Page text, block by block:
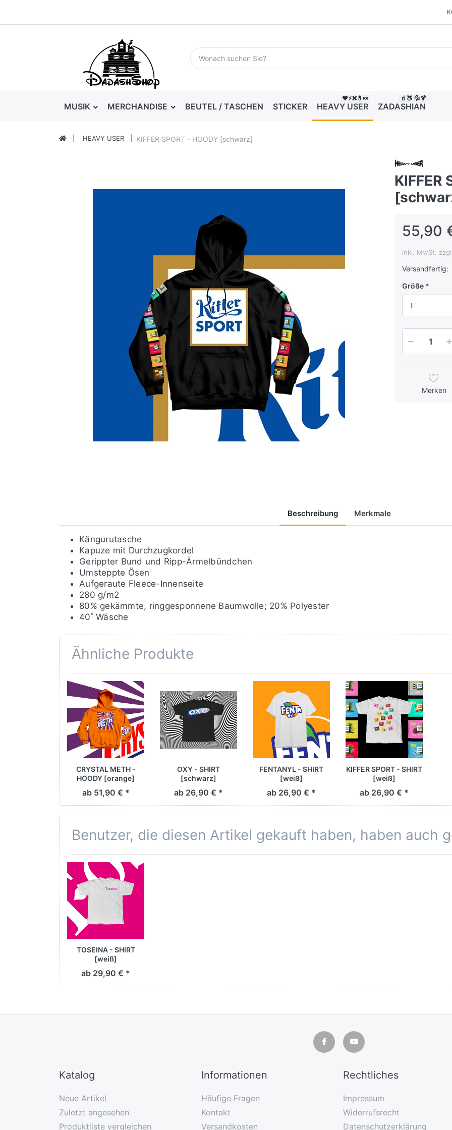
MUSIK MERCHANDISE BEUTEL / TASCHEN STICKER HEAVY USER
❤️⚡❌💊🍬
ZADASHIAN
🧃🍑 💦🍹
HEAVY USER KIFFER SPORT - HOODY [schwarz]
KIFFER
55,90
inkl. MwSt. zzgl.
Versandfertig:
Größe
L
Merken
Beschreibung Merkmale
Kängurutasche
Kapuze mit Durchzugkordel
Gerippter Bund und Ripp-Ärmelbündchen
Umsteppte Ösen
Aufgeraute Fleece-Innenseite
280 g/m2
80% gekämmte, ringgesponnene Baumwolle; 20% Polyester
40˚ Wäsche
Ähnliche Produkte
CRYSTAL METH -
HOODY [orange]
ab 51,90 € *
OXY - SHIRT
[schwarz]
ab 26,90 € *
FENTANYL - SHIRT
[weiß]
ab 26,90 € *
KIFFER SPORT - SHIRT
[weiß]
ab 26,90 € *
Benutzer, die diesen Artikel gekauft haben, haben auch
TOSEINA - SHIRT
[weiß]
ab 29,90 € *
Katalog
Neue Artikel
Zuletzt angesehen
Produktliste vergleichen
Informationen
Häufige Fragen
Kontakt
Versandkosten
Rechtliches
Impressum
Widerrufsrecht
Datenschutzerklärung